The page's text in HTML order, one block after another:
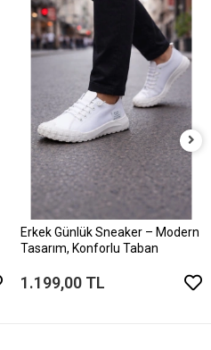
Erkek Günlük Sneaker – Modern
Tasarım, Konforlu Taban
1.199,00 TL